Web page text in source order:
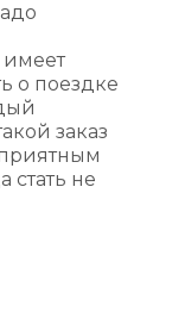
имеет
о поездке
заказ
не